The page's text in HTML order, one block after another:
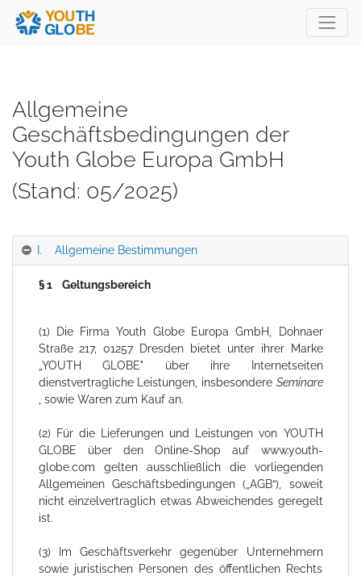
Allgemeine
Geschäftsbedingungen der
Youth Globe Europa GmbH
(Stand: 05/2025)
I. Allgemeine Bestimmungen
§ 1 Geltungsbereich
(1) Die Firma Youth Globe Europa GmbH, Dohnaer
Straße 217, 01257 Dresden bietet unter ihrer Marke
„YOUTH GLOBE" über ihre Internetseiten
dienstvertragliche Leistungen, insbesondere Seminare
, sowie Waren zum Kauf an.
(2) Für die Lieferungen und Leistungen von YOUTH
GLOBE über den Online-Shop auf www.youth-
globe.com gelten ausschließlich die vorliegenden
Allgemeinen Geschäftsbedingungen („AGB“), soweit
nicht einzelvertraglich etwas Abweichendes geregelt
ist.
(3) Im Geschäftsverkehr gegenüber Unternehmern
sowie juristischen Personen des öffentlichen Rechts